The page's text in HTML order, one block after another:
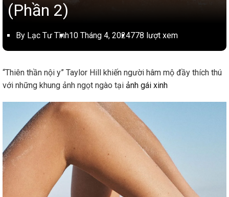
(Phần 2)
By Lạc Tư Tình10 Tháng 4, 2024778 lượt xem
“Thiên thần nội y” Taylor Hill khiến người hâm mộ đầy thích thú
với những khung ảnh ngọt ngào tại ảnh gái xinh